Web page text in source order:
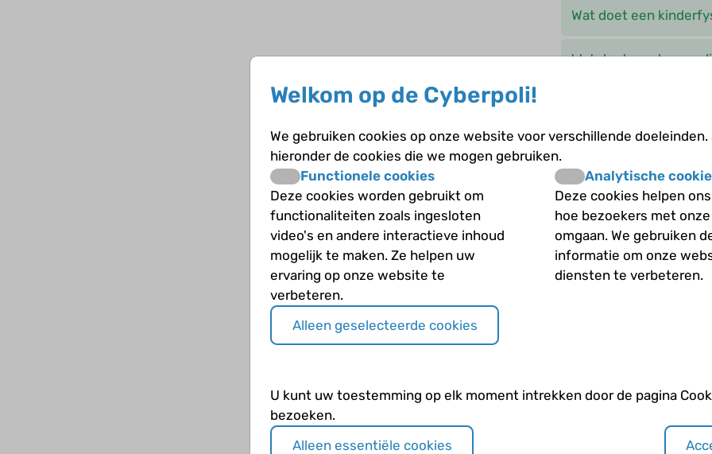
Wat doet een
Wat doet een
Wat is early
Wat zijn
Welke medische
wordt aanbevolen?
Welkom op de Cyberpoli!
We gebruiken cookies op onze website voor verschillende
hieronder de cookies die we mogen gebruiken.
Functionele cookies
Deze cookies worden gebruikt om
functionaliteiten zoals ingesloten
video's en andere interactieve inhoud
mogelijk te maken. Ze helpen uw
ervaring op onze website te
verbeteren.
Analytische
Deze cookies helpen
hoe bezoekers met
omgaan. We gebruiken
informatie om onze
diensten te verbeteren.
Alleen geselecteerde cookies
U kunt uw toestemming op elk moment intrekken door de pagina
bezoeken.
Alleen essentiële cookies